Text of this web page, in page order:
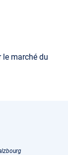
le marché du